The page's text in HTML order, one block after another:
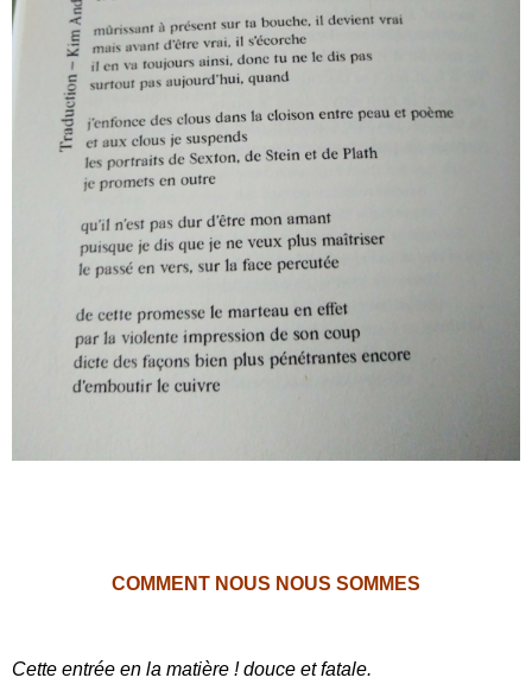
COMMENT NOUS NOUS SOMMES
Cette entrée en la matière ! douce et fatale.